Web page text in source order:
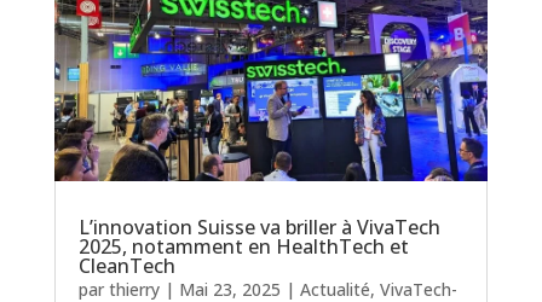
L’innovation Suisse va briller à VivaTech
2025, notamment en HealthTech et
CleanTech
par thierry| Mai 23, 2025 | Actualité, VivaTech-